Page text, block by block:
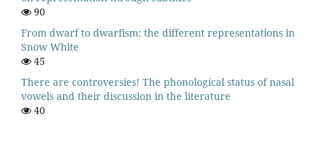
90
From dwarf to dwarfism: the different representations in
Snow White
45
There are controversies! The phonological status of nasal
vowels and their discussion in the literature
40